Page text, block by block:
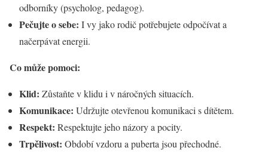
odborníky (psycholog, pedagog).
Pečujte o sebe: I vy jako rodič potřebujete odpočívat a
načerpávat energii.
Co může pomoci:
Klid: Zůstaňte v klidu i v náročných situacích.
Komunikace: Udržujte otevřenou komunikaci s dítětem.
Respekt: Respektujte jeho názory a pocity.
Trpělivost: Období vzdoru a puberta jsou přechodné.